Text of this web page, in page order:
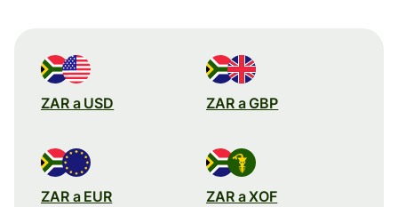
ZAR a USD ZAR a GBP
ZAR a EUR ZAR a XOF